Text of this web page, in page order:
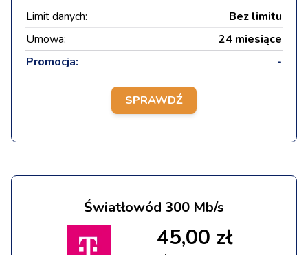
Limit danych:
Bez limitu
Umowa:
24 miesiące
Promocja:
-
SPRAWDŹ
Światłowód 300 Mb/s
45,00 zł